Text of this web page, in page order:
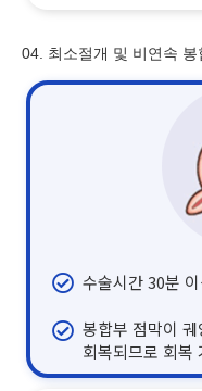
04. 최소절개 및 비연속
수술시간 30분
봉합부 점막이
회복되므로 회복